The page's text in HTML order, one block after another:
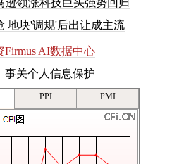
领涨科技巨头强势回归
地块'调规'后出让成主流
AI数据中心
事关个人信息保护